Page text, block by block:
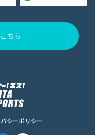
ちら
シーポリシー